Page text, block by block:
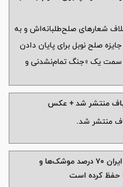
شعارهای صلح‌طلبانه‌اش و به
صلح نوبل برای پایان دادن
سمت یک «جنگ تمام‌نشدنی و
منتشر شد + عکس
منتشر شد.
گاردین اعلام کرد: ایران ۷۰ درصد موشک‌ها و
حفظ کرده است